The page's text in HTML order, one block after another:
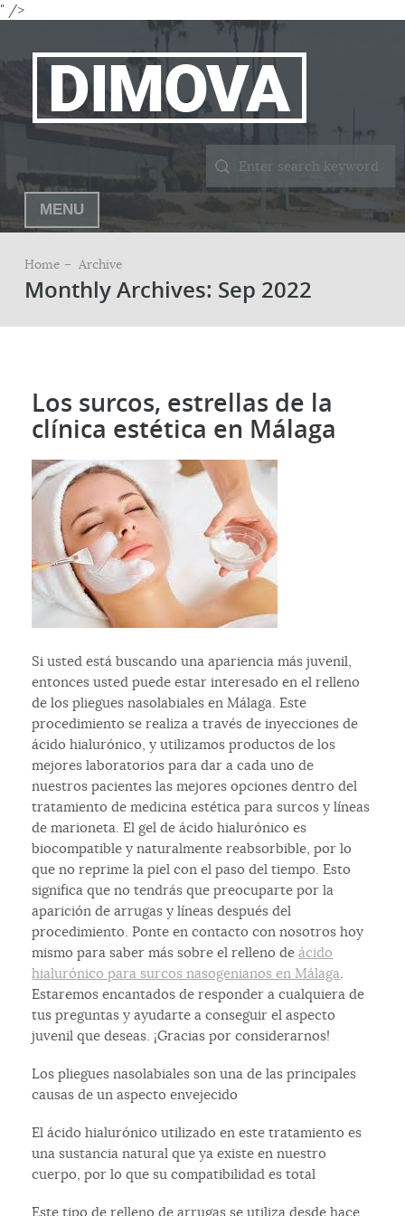
" />
MENU
Home – Archive
Monthly Archives: Sep 2022
Los surcos, estrellas de la
clínica estética en Málaga
Si usted está buscando una apariencia más juvenil,
entonces usted puede estar interesado en el relleno
de los pliegues nasolabiales en Málaga. Este
procedimiento se realiza a través de inyecciones de
ácido hialurónico, y utilizamos productos de los
mejores laboratorios para dar a cada uno de
nuestros pacientes las mejores opciones dentro del
tratamiento de medicina estética para surcos y líneas
de marioneta. El gel de ácido hialurónico es
biocompatible y naturalmente reabsorbible, por lo
que no reprime la piel con el paso del tiempo. Esto
significa que no tendrás que preocuparte por la
aparición de arrugas y líneas después del
procedimiento. Ponte en contacto con nosotros hoy
mismo para saber más sobre el relleno deácido
hialurónico para surcos nasogenianos en Málaga.
Estaremos encantados de responder a cualquiera de
tus preguntas y ayudarte a conseguir el aspecto
juvenil que deseas. ¡Gracias por considerarnos!
Los pliegues nasolabiales son una de las principales
causas de un aspecto envejecido
El ácido hialurónico utilizado en este tratamiento es
una sustancia natural que ya existe en nuestro
cuerpo, por lo que su compatibilidad es total
Este tipo de relleno de arrugas se utiliza desde hace